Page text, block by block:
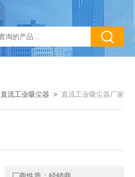
直流工业吸尘器 > 直流工业吸尘器厂家